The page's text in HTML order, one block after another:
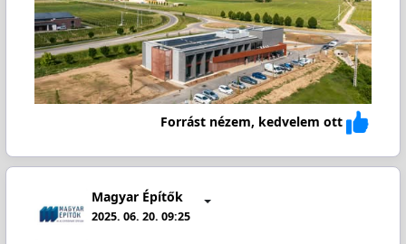
Forrást nézem, kedvelem ott
Magyar Építők
2025. 06. 20. 09:25